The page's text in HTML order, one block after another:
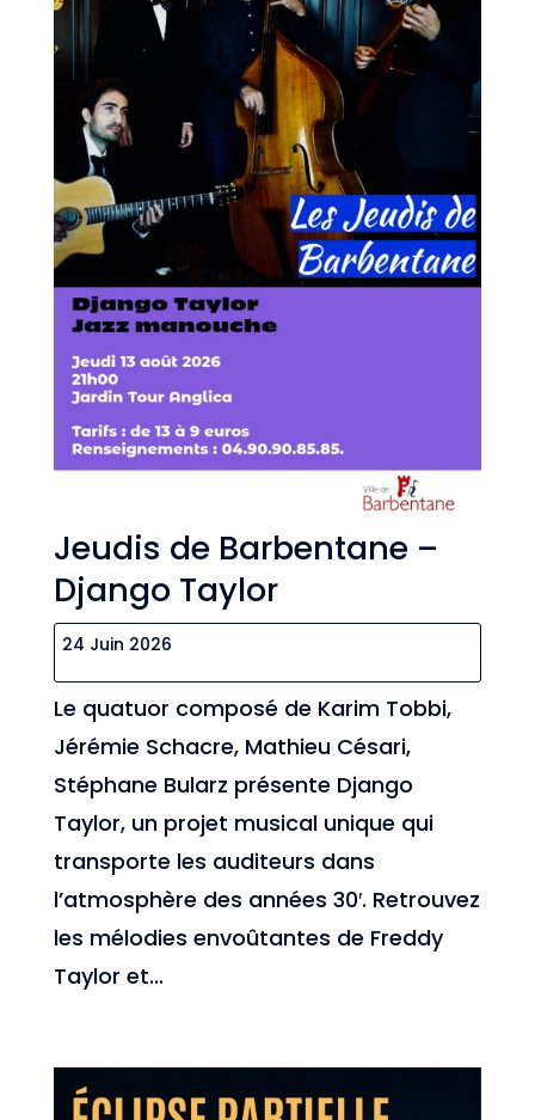
Jeudis de Barbentane –
Django Taylor
24 Juin 2026
Le quatuor composé de Karim Tobbi,
Jérémie Schacre, Mathieu Césari,
Stéphane Bularz présente Django
Taylor, un projet musical unique qui
transporte les auditeurs dans
l’atmosphère des années 30′. Retrouvez
les mélodies envoûtantes de Freddy
Taylor et...